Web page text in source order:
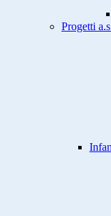
Progetti